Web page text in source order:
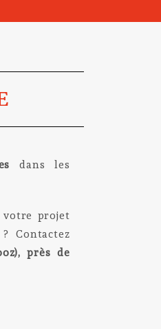
dans les
votre projet
? Contactez
près de